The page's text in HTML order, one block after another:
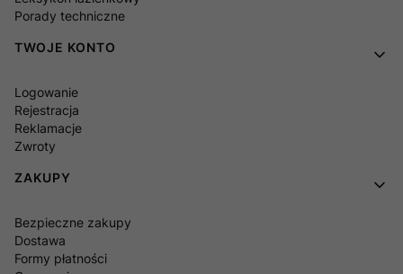
Porady techniczne
TWOJE KONTO
Logowanie
Rejestracja
Reklamacje
Zwroty
ZAKUPY
Bezpieczne zakupy
Dostawa
Formy płatności